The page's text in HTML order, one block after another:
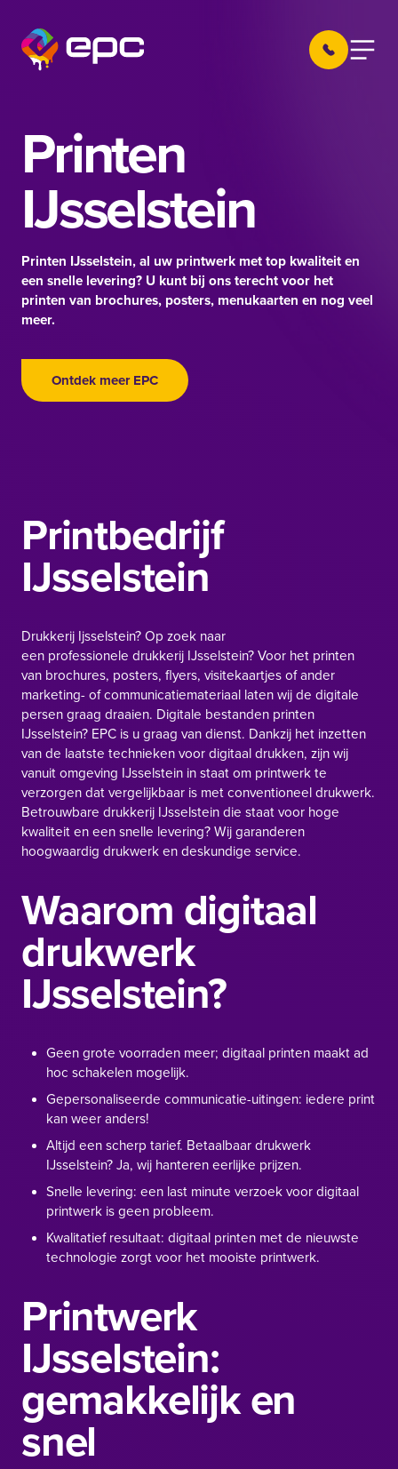
030 605 22
Printen
IJsselstein
Printen IJsselstein, al uw printwerk met top kwaliteit en
een snelle levering? U kunt bij ons terecht voor het
printen van brochures, posters, menukaarten en nog veel
meer.
Ontdek meer EPC
Printbedrijf
IJsselstein
Drukkerij Ijsselstein? Op zoek naar
een professionele drukkerij IJsselstein? Voor het printen
van brochures, posters, flyers, visitekaartjes of ander
marketing- of communicatiemateriaal laten wij de digitale
persen graag draaien. Digitale bestanden printen
IJsselstein? EPC is u graag van dienst. Dankzij het inzetten
van de laatste technieken voor digitaal drukken, zijn wij
vanuit omgeving IJsselstein in staat om printwerk te
verzorgen dat vergelijkbaar is met conventioneel drukwerk.
Betrouwbare drukkerij IJsselstein die staat voor hoge
kwaliteit en een snelle levering? Wij garanderen
hoogwaardig drukwerk en deskundige service.
Waarom digitaal
drukwerk
IJsselstein?
Geen grote voorraden meer; digitaal printen maakt ad
hoc schakelen mogelijk.
Gepersonaliseerde communicatie-uitingen: iedere print
kan weer anders!
Altijd een scherp tarief. Betaalbaar drukwerk
IJsselstein? Ja, wij hanteren eerlijke prijzen.
Snelle levering: een last minute verzoek voor digitaal
printwerk is geen probleem.
Kwalitatief resultaat: digitaal printen met de nieuwste
technologie zorgt voor het mooiste printwerk.
Printwerk
IJsselstein:
gemakkelijk en
snel